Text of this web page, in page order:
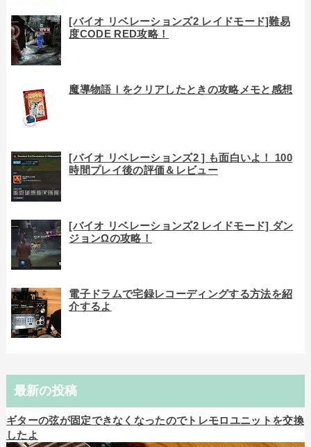
[バイオ リベレーションズ2 レイドモード]難易
度CODE RED攻略！
魔導物語Ⅰをクリアしたときの攻略メモと感想
[バイオ リベレーションズ2 ] も面白いよ！ 100
時間プレイ後の評価＆レビュー
[バイオ リベレーションズ2 レイドモード] ダン
ジョンΩの攻略！
電子ドラムで宅録レコーディングする方法を紹
介するよ
最新の投稿
ギターの弦が固定できなくなったのでトレモロユニットを交換
したよ